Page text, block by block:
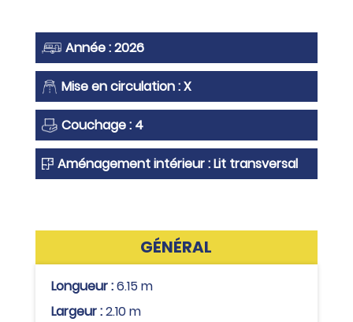
Année : 2026
Mise en circulation : X
Couchage : 4
Aménagement intérieur : Lit transversal
GÉNÉRAL
Longueur :6.15 m
Largeur :2.10 m